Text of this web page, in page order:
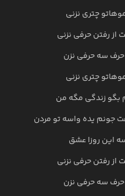
چتری نزنی
رفتن حرفی نزنی
سه حرفی نزن
چتری نزنی
بگو زندگی مگه من
جونم یده واسه تو مردن
این روزا عشق
رفتن حرفی نزنی
سه حرفی نزن